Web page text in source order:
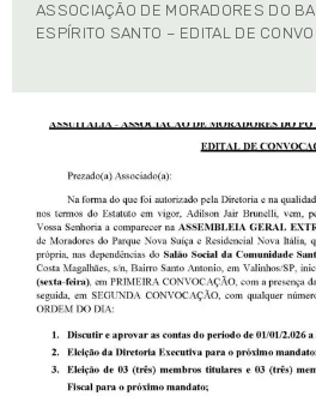
ASSOCIAÇÃO DE MORADORES DO
ESPÍRITO SANTO – EDITAL DE